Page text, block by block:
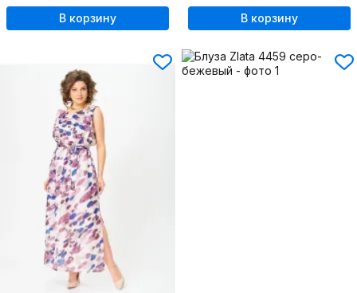
В корзину В корзину